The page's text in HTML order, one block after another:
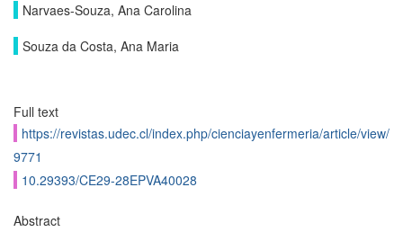
Narvaes-Souza, Ana Carolina
Souza da Costa, Ana Maria
Full text
https://revistas.udec.cl/index.php/cienciayenfermeria/article/view/
9771
10.29393/CE29-28EPVA40028
Abstract